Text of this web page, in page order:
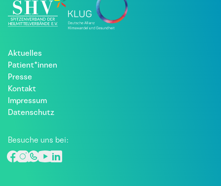
Aktuelles
Patient*innen
Presse
Kontakt
Impressum
Datenschutz
Besuche uns bei: